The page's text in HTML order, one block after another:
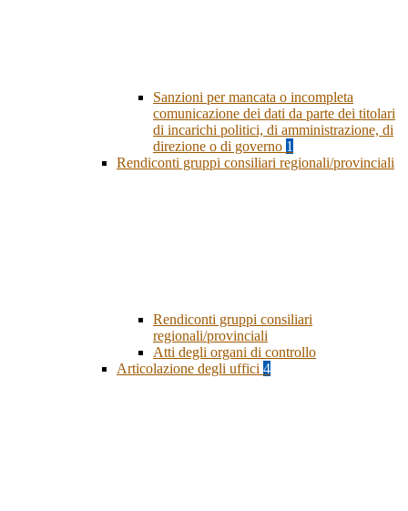
Sanzioni per mancata o incompleta
comunicazione dei dati da parte dei titolari
di incarichi politici, di amministrazione, di
direzione o di governo 1
Rendiconti gruppi consiliari regionali/provinciali
Rendiconti gruppi consiliari
regionali/provinciali
Atti degli organi di controllo
Articolazione degli uffici 4